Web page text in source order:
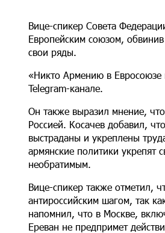
Вице-спикер Совета
Европейским союзом,
свои ряды.
«Никто Армению в
Telegram-канале.
Он также выразил мнение,
Россией. Косачев добавил,
выстраданы и укреплены
армянские политики укрепят
необратимым.
Вице-спикер также отметил,
антироссийским шагом, так
напомнил, что в Москве,
Ереван не предпримет